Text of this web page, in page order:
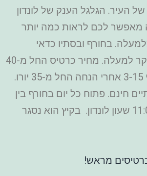
העיר. הגלגל הענק של לונדון
מאפשר לכם לראות כמה יותר
בחורף ובסתיו כדאי
להתלבש טוב כי קר למעלה. מחיר כרטיס החל מ-40
יורו, ילדים בגילאי 3-15 אחרי הנחה החל מ-35 יורו.
חינם. פתוח כל יום בחורף בין
השעות 11:00-18:00 שעון לונדון. בקיץ הוא נסגר
מראש!